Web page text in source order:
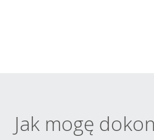
Jak mogę